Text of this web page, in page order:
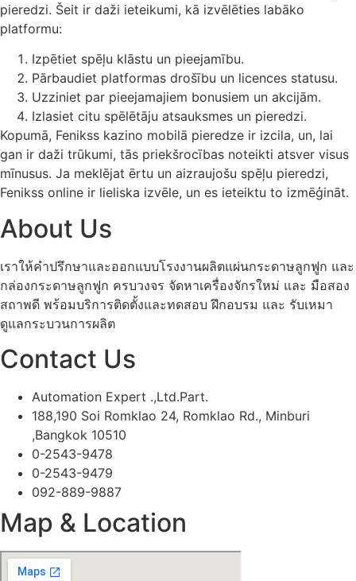
pieredzi. Šeit ir daži ieteikumi, kā izvēlēties labāko
platformu:
Izpētiet spēļu klāstu un pieejamību.
Pārbaudiet platformas drošību un licences statusu.
Uzziniet par pieejamajiem bonusiem un akcijām.
Izlasiet citu spēlētāju atsauksmes un pieredzi.
Kopumā, Fenikss kazino mobilā pieredze ir izcila, un, lai
gan ir daži trūkumi, tās priekšrocības noteikti atsver visus
mīnusus. Ja meklējat ērtu un aizraujošu spēļu pieredzi,
Fenikss online ir lieliska izvēle, un es ieteiktu to izmēģināt.
About Us
เราให้คำปรึกษาและออกแบบโรงงานผลิตแผ่นกระดาษลูกฟูก และ
กล่องกระดาษลูกฟูก ครบวงจร จัดหาเครื่องจักรใหม่ และ มือสอง
สถาพดี พร้อมบริการติดตั้งและทดสอบ ฝึกอบรม และ รับเหมา
ดูแลกระบวนการผลิต
Contact Us
Automation Expert .,Ltd.Part.
188,190 Soi Romklao 24, Romklao Rd., Minburi
,Bangkok 10510
0-2543-9478
0-2543-9479
092-889-9887
Map & Location